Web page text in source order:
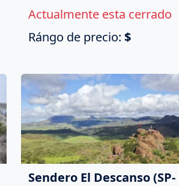
Actualmente esta cerrado
Rángo de precio: $
Sendero El Descanso (SP-